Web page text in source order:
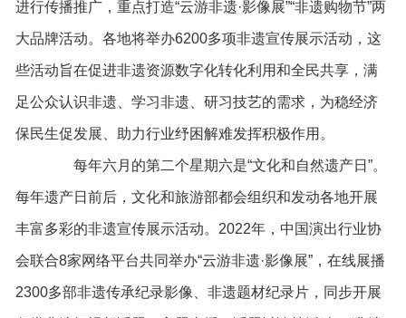
进行传播推广，重点打造“云游非遗·影像展”“非遗购物节”两
大品牌活动。各地将举办6200多项非遗宣传展示活动，这
些活动旨在促进非遗资源数字化转化利用和全民共享，满
足公众认识非遗、学习非遗、研习技艺的需求，为稳经济
保民生促发展、助力行业纾困解难发挥积极作用。
每年六月的第二个星期六是“文化和自然遗产日”。
每年遗产日前后，文化和旅游部都会组织和发动各地开展
丰富多彩的非遗宣传展示活动。2022年，中国演出行业协
会联合8家网络平台共同举办“云游非遗·影像展”，在线展播
2300多部非遗传承纪录影像、非遗题材纪录片，同步开展